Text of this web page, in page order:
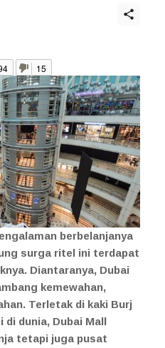
15
berbelanjanya
surga ritel ini terdapat
Diantaranya, Dubai
kemewahan,
Terletak di kaki Burj
dunia, Dubai Mall
tetapi juga pusat